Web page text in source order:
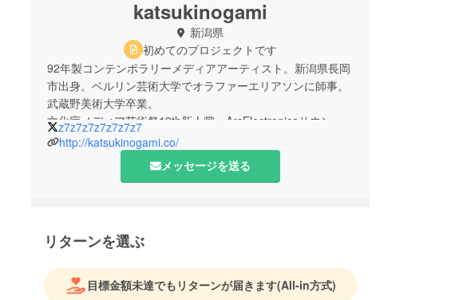
katsukinogami
新潟県
初めてのプロジェクトです
92年製コンテンポラリーメディアアーティスト。新潟県長岡
市出身。ベルリン芸術大学でオラファーエリアソンに師事。
武蔵野美術大学卒業。
文化庁メディア芸術祭19th新人賞、ArsElectronicaサウンド
アート部門選出、学生CGコンテスト20thグランプリ、
ifva21th silver award、アジアデジタルアート大賞2015優秀
賞、FILEやWRO、Scopitone等海外メディアアート祭に出
z7z7z7z7z7z7z7
http://katsukinogami.co/
メッセージを送る
リターンを選ぶ
目標金額未達でもリターンが届きます(All-in方式)